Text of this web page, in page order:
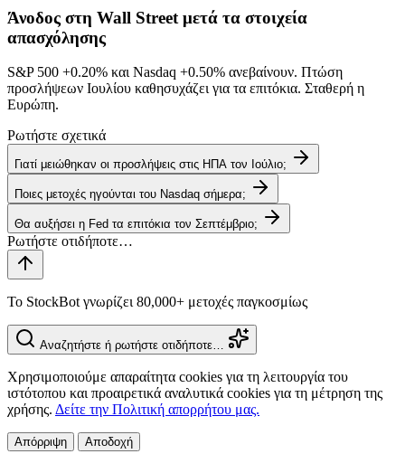
Άνοδος στη Wall Street μετά τα στοιχεία
απασχόλησης
S&P 500 +0.20% και Nasdaq +0.50% ανεβαίνουν. Πτώση
προσλήψεων Ιουλίου καθησυχάζει για τα επιτόκια. Σταθερή η
Ευρώπη.
Ρωτήστε σχετικά
Γιατί μειώθηκαν οι προσλήψεις στις ΗΠΑ τον Ιούλιο;
Ποιες μετοχές ηγούνται του Nasdaq σήμερα;
Θα αυξήσει η Fed τα επιτόκια τον Σεπτέμβριο;
Το StockBot γνωρίζει 80,000+ μετοχές παγκοσμίως
Αναζητήστε ή ρωτήστε οτιδήποτε…
Χρησιμοποιούμε απαραίτητα cookies για τη λειτουργία του
ιστότοπου και προαιρετικά αναλυτικά cookies για τη μέτρηση της
χρήσης. Δείτε την Πολιτική απορρήτου μας.
Απόρριψη Αποδοχή